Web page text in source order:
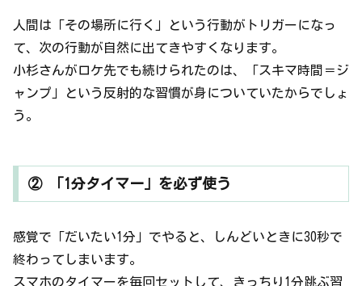
人間は「その場所に行く」という行動がトリガーになっ
て、次の行動が自然に出てきやすくなります。
小杉さんがロケ先でも続けられたのは、「スキマ時間＝ジ
ャンプ」という反射的な習慣が身についていたからでしょ
う。
② 「1分タイマー」を必ず使う
感覚で「だいたい1分」でやると、しんどいときに30秒で
終わってしまいます。
スマホのタイマーを毎回セットして、きっちり1分跳ぶ習